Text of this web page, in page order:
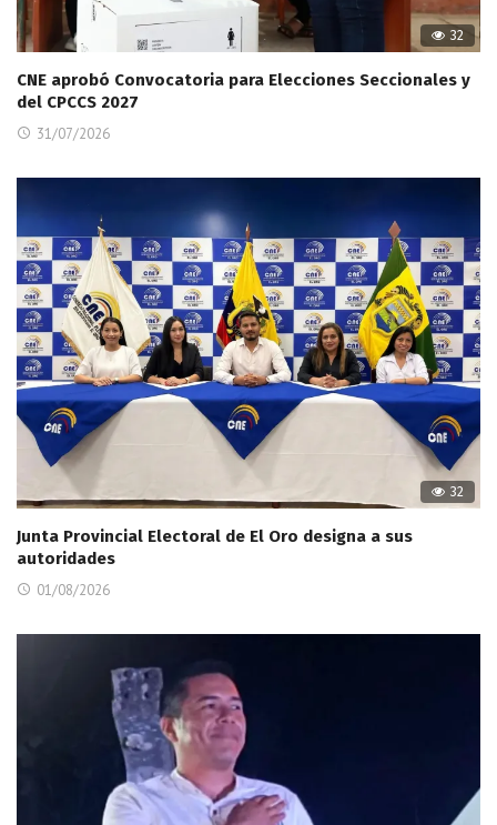
32
CNE aprobó Convocatoria para Elecciones Seccionales y
del CPCCS 2027
31/07/2026
32
Junta Provincial Electoral de El Oro designa a sus
autoridades
01/08/2026